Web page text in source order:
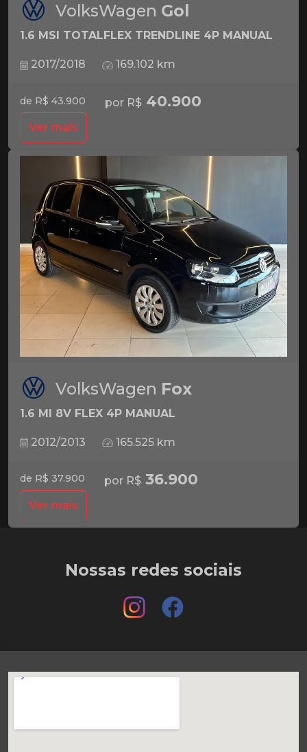
VolksWagen Gol
1.6 MSI TOTALFLEX TRENDLINE 4P MANUAL
2017/2018 169.102 km
de R$ 43.900 por R$ 40.900
Ver mais
VolksWagen Fox
1.6 MI 8V FLEX 4P MANUAL
2012/2013 165.525 km
de R$ 37.900 por R$ 36.900
Ver mais
Nossas redes sociais